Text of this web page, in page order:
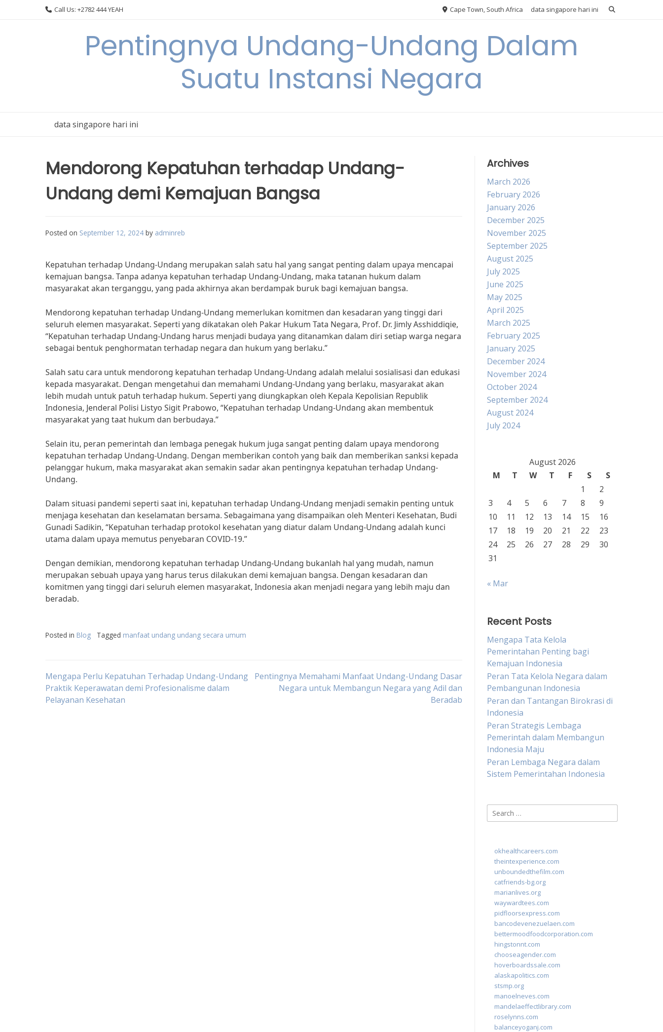
Call Us: +2782 444 YEAH Cape Town, South Africa data singapore hari ini
Pentingnya Undang-Undang Dalam
Suatu Instansi Negara
data singapore hari ini
Mendorong Kepatuhan terhadap Undang-
Undang demi Kemajuan Bangsa
Posted on September 12, 2024 by adminreb
Kepatuhan terhadap Undang-Undang merupakan salah satu hal yang sangat penting dalam upaya mencapai
kemajuan bangsa. Tanpa adanya kepatuhan terhadap Undang-Undang, maka tatanan hukum dalam
masyarakat akan terganggu, yang pada akhirnya akan berdampak buruk bagi kemajuan bangsa.
Mendorong kepatuhan terhadap Undang-Undang memerlukan komitmen dan kesadaran yang tinggi dari
seluruh elemen masyarakat. Seperti yang dikatakan oleh Pakar Hukum Tata Negara, Prof. Dr. Jimly Asshiddiqie,
“Kepatuhan terhadap Undang-Undang harus menjadi budaya yang ditanamkan dalam diri setiap warga negara
sebagai bentuk penghormatan terhadap negara dan hukum yang berlaku.”
Salah satu cara untuk mendorong kepatuhan terhadap Undang-Undang adalah melalui sosialisasi dan edukasi
kepada masyarakat. Dengan mengetahui dan memahami Undang-Undang yang berlaku, masyarakat akan
lebih mudah untuk patuh terhadap hukum. Seperti yang diungkapkan oleh Kepala Kepolisian Republik
Indonesia, Jenderal Polisi Listyo Sigit Prabowo, “Kepatuhan terhadap Undang-Undang akan membentuk
masyarakat yang taat hukum dan berbudaya.”
Selain itu, peran pemerintah dan lembaga penegak hukum juga sangat penting dalam upaya mendorong
kepatuhan terhadap Undang-Undang. Dengan memberikan contoh yang baik dan memberikan sanksi kepada
pelanggar hukum, maka masyarakat akan semakin sadar akan pentingnya kepatuhan terhadap Undang-
Undang.
Dalam situasi pandemi seperti saat ini, kepatuhan terhadap Undang-Undang menjadi semakin penting untuk
menjaga kesehatan dan keselamatan bersama. Sebagaimana yang disampaikan oleh Menteri Kesehatan, Budi
Gunadi Sadikin, “Kepatuhan terhadap protokol kesehatan yang diatur dalam Undang-Undang adalah kunci
utama dalam upaya memutus penyebaran COVID-19.”
Dengan demikian, mendorong kepatuhan terhadap Undang-Undang bukanlah hal yang mudah, namun
merupakan sebuah upaya yang harus terus dilakukan demi kemajuan bangsa. Dengan kesadaran dan
komitmen yang tinggi dari seluruh elemen masyarakat, Indonesia akan menjadi negara yang lebih maju dan
beradab.
Posted in Blog Tagged manfaat undang undang secara umum
Post
navigation
Mengapa Perlu Kepatuhan Terhadap Undang-Undang
Praktik Keperawatan demi Profesionalisme dalam
Pelayanan Kesehatan
Pentingnya Memahami Manfaat Undang-Undang Dasar
Negara untuk Membangun Negara yang Adil dan
Beradab
Archives
March 2026
February 2026
January 2026
December 2025
November 2025
September 2025
August 2025
July 2025
June 2025
May 2025
April 2025
March 2025
February 2025
January 2025
December 2024
November 2024
October 2024
September 2024
August 2024
July 2024
August 2026
M
T W T F S
S
1
2
3
4 5 6 7 8
9
10
11 12 13 14 15
16
17
18 19 20 21 22
23
24
25 26 27 28 29
30
31
« Mar
Recent Posts
Mengapa Tata Kelola
Pemerintahan Penting bagi
Kemajuan Indonesia
Peran Tata Kelola Negara dalam
Pembangunan Indonesia
Peran dan Tantangan Birokrasi di
Indonesia
Peran Strategis Lembaga
Pemerintah dalam Membangun
Indonesia Maju
Peran Lembaga Negara dalam
Sistem Pemerintahan Indonesia
Search
for:
okhealthcareers.com
theintexperience.com
unboundedthefilm.com
catfriends-bg.org
marianlives.org
waywardtees.com
pidfloorsexpress.com
bancodevenezuelaen.com
bettermoodfoodcorporation.com
hingstonnt.com
chooseagender.com
hoverboardssale.com
alaskapolitics.com
stsmp.org
manoelneves.com
mandelaeffectlibrary.com
roselynns.com
balanceyoganj.com